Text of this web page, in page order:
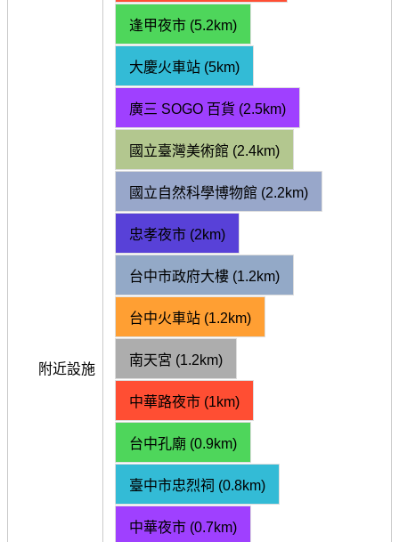
附近設施
逢甲夜市 (5.2km)
大慶火車站 (5km)
廣三 SOGO 百貨 (2.5km)
國立臺灣美術館 (2.4km)
國立自然科學博物館 (2.2km)
忠孝夜市 (2km)
台中市政府大樓 (1.2km)
台中火車站 (1.2km)
南天宮 (1.2km)
中華路夜市 (1km)
台中孔廟 (0.9km)
臺中市忠烈祠 (0.8km)
中華夜市 (0.7km)